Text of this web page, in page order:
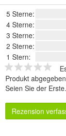
5 Sterne:
4 Sterne:
3 Sterne:
2 Sterne:
1 Stern:
Produkt
Seien Sie der Erste.
Rezension